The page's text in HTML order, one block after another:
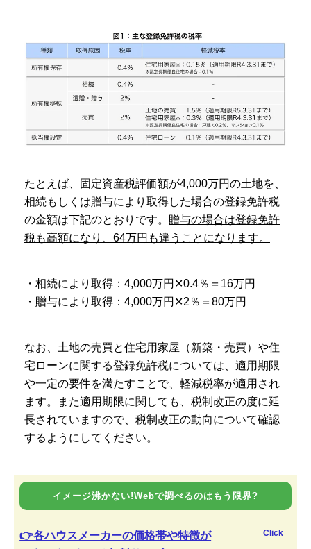
たとえば、固定資産税評価額が4,000万円の土地を、
相続もしくは贈与により取得した場合の登録免許税
の金額は下記のとおりです。 贈与の場合は登録免許
税も高額になり、64万円も違うことになります。
・相続により取得：4,000万円✕0.4％＝16万円
・贈与により取得：4,000万円✕2％＝80万円
なお、土地の売買と住宅用家屋（新築・売買）や住
宅ローンに関する登録免許税については、適用期限
や一定の要件を満たすことで、軽減税率が適用され
ます。また適用期限に関しても、税制改正の度に延
長されていますので、税制改正の動向について確認
するようにしてください。
イメージ沸かない!Webで調べるのはもう限界?
👉各ハウスメーカーの価格帯や特徴が
Click